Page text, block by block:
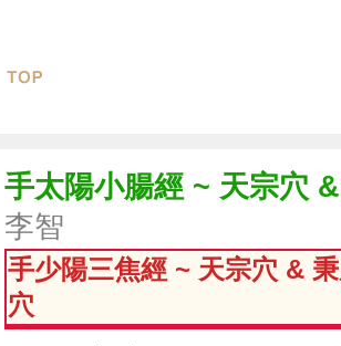
手太陽小腸經 ~ 天宗穴
李智
手少陽三焦經 ~ 天宗穴 &
穴